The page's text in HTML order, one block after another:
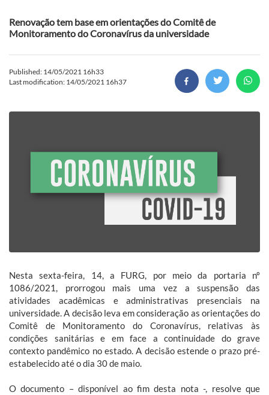
Renovação tem base em orientações do Comitê de
Monitoramento do Coronavírus da universidade
Published: 14/05/2021 16h33
Last modification: 14/05/2021 16h37
Nesta sexta-feira, 14, a FURG, por meio da portaria nº
1086/2021, prorrogou mais uma vez a suspensão das
atividades acadêmicas e administrativas presenciais na
universidade. A decisão leva em consideração as orientações do
Comitê de Monitoramento do Coronavírus, relativas às
condições sanitárias e em face a continuidade do grave
contexto pandêmico no estado. A decisão estende o prazo pré-
estabelecido até o dia 30 de maio.
O documento – disponível ao fim desta nota -, resolve que